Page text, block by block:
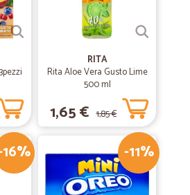
RITA
Rita Aloe Vera Gusto Lime
500 ml
1,65 € 1,85 €
-11%